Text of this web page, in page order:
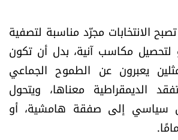
الانتخابات مجرّد مناسبة لتصفية
مكاسب آنية، بدل أن تكون
يعبرون عن الطموح الجماعي
الديمقراطية معناها، ويتحول
سياسي إلى صفقة هامشية، أو